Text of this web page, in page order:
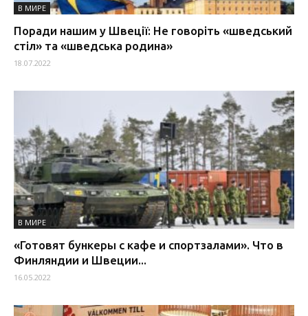
В МИРЕ
Поради нашим у Швеції: Не говоріть «шведський
стіл» та «шведська родина»
18.07.2022
В МИРЕ
«Готовят бункеры с кафе и спортзалами». Что в
Финляндии и Швеции...
16.05.2022